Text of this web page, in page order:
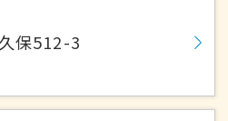
保512-3